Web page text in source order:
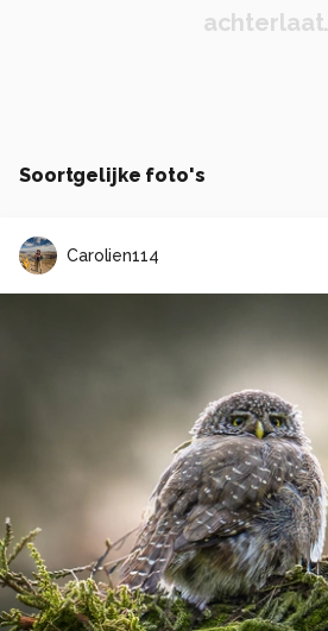
achterlaat.
Soortgelijke foto's
Carolien114